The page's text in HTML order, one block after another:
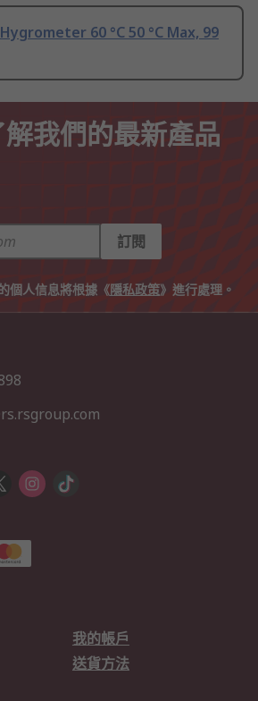
60 °C 50 °C Max, 99
我們的最新產品
訂閱
個人信息將根據《隱私政策》進行處理。
我的帳戶
送貨方法